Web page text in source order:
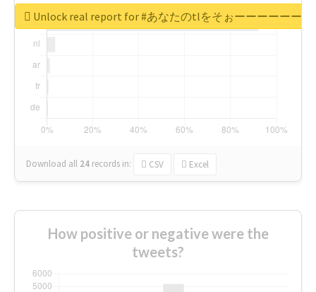
Download all 24 records in: CSV Excel
Unlock real report for #あなたのtlをそぉーーーーーー
How positive or negative were the
tweets?